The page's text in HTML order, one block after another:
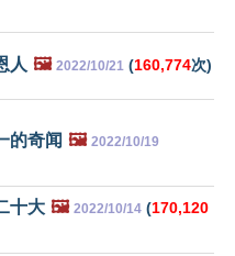
人 🖼️ 2022/10/21 (160,774次)
的奇闻 🖼️ 2022/10/19
十大 🖼️ 2022/10/14 (170,120